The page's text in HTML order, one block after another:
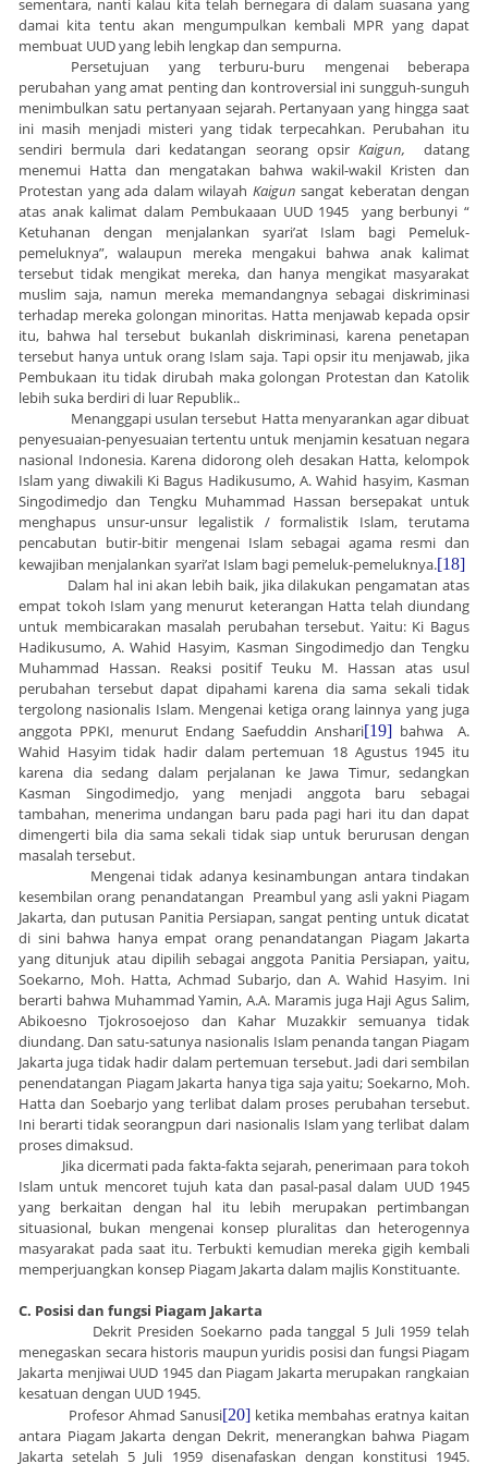
sementara, nanti kalau kita telah bernegara di dalam suasana yang
damai kita tentu akan mengumpulkan kembali MPR yang dapat
membuat UUD yang lebih lengkap dan sempurna.
Persetujuan yang terburu-buru mengenai beberapa
perubahan yang amat penting dan kontroversial ini sungguh-sunguh
menimbulkan satu pertanyaan sejarah. Pertanyaan yang hingga saat
ini masih menjadi misteri yang tidak terpecahkan. Perubahan itu
sendiri bermula dari kedatangan seorang opsirKaigun,
datang
menemui Hatta dan mengatakan bahwa wakil-wakil Kristen dan
Protestan yang ada dalam wilayah Kaigun sangat keberatan dengan
atas anak kalimat dalam Pembukaaan UUD 1945 yang berbunyi “
Ketuhanan dengan menjalankan syari’at Islam bagi Pemeluk-
pemeluknya”, walaupun mereka mengakui bahwa anak kalimat
tersebut tidak mengikat mereka, dan hanya mengikat masyarakat
muslim saja, namun mereka memandangnya sebagai diskriminasi
terhadap mereka golongan minoritas. Hatta menjawab kepada opsir
itu, bahwa hal tersebut bukanlah diskriminasi, karena penetapan
tersebut hanya untuk orang Islam saja. Tapi opsir itu menjawab, jika
Pembukaan itu tidak dirubah maka golongan Protestan dan Katolik
lebih suka berdiri di luar Republik..
Menanggapi usulan tersebut Hatta menyarankan agar dibuat
penyesuaian-penyesuaian tertentu untuk menjamin kesatuan negara
nasional Indonesia. Karena didorong oleh desakan Hatta, kelompok
Islam yang diwakili Ki Bagus Hadikusumo, A. Wahid hasyim, Kasman
Singodimedjo dan Tengku Muhammad Hassan bersepakat untuk
menghapus unsur-unsur legalistik / formalistik Islam, terutama
pencabutan butir-bitir mengenai Islam sebagai agama resmi dan
kewajiban menjalankan syari’at Islam bagi pemeluk-pemeluknya.[18]
Dalam hal ini akan lebih baik, jika dilakukan pengamatan atas
empat tokoh Islam yang menurut keterangan Hatta telah diundang
untuk membicarakan masalah perubahan tersebut. Yaitu: Ki Bagus
Hadikusumo, A. Wahid Hasyim, Kasman Singodimedjo dan Tengku
Muhammad Hassan. Reaksi positif Teuku M. Hassan atas usul
perubahan tersebut dapat dipahami karena dia sama sekali tidak
tergolong nasionalis Islam. Mengenai ketiga orang lainnya yang juga
anggota PPKI, menurut Endang Saefuddin Anshari[19] bahwa A.
Wahid Hasyim tidak hadir dalam pertemuan 18 Agustus 1945 itu
karena dia sedang dalam perjalanan ke Jawa Timur, sedangkan
Kasman Singodimedjo, yang menjadi anggota baru sebagai
tambahan, menerima undangan baru pada pagi hari itu dan dapat
dimengerti bila dia sama sekali tidak siap untuk berurusan dengan
masalah tersebut.
Mengenai tidak adanya kesinambungan antara tindakan
kesembilan orang penandatangan Preambul yang asli yakni Piagam
Jakarta, dan putusan Panitia Persiapan, sangat penting untuk dicatat
di sini bahwa hanya empat orang penandatangan Piagam Jakarta
yang ditunjuk atau dipilih sebagai anggota Panitia Persiapan, yaitu,
Soekarno, Moh. Hatta, Achmad Subarjo, dan A. Wahid Hasyim. Ini
berarti bahwa Muhammad Yamin, A.A. Maramis juga Haji Agus Salim,
Abikoesno Tjokrosoejoso dan Kahar Muzakkir semuanya tidak
diundang. Dan satu-satunya nasionalis Islam penanda tangan Piagam
Jakarta juga tidak hadir dalam pertemuan tersebut. Jadi dari sembilan
penendatangan Piagam Jakarta hanya tiga saja yaitu; Soekarno, Moh.
Hatta dan Soebarjo yang terlibat dalam proses perubahan tersebut.
Ini berarti tidak seorangpun dari nasionalis Islam yang terlibat dalam
proses dimaksud.
Jika dicermati pada fakta-fakta sejarah, penerimaan para tokoh
Islam untuk mencoret tujuh kata dan pasal-pasal dalam UUD 1945
yang berkaitan dengan hal itu lebih merupakan pertimbangan
situasional, bukan mengenai konsep pluralitas dan heterogennya
masyarakat pada saat itu. Terbukti kemudian mereka gigih kembali
memperjuangkan konsep Piagam Jakarta dalam majlis Konstituante.
C. Posisi dan fungsi Piagam Jakarta
Dekrit Presiden Soekarno pada tanggal 5 Juli 1959 telah
menegaskan secara historis maupun yuridis posisi dan fungsi Piagam
Jakarta menjiwai UUD 1945 dan Piagam Jakarta merupakan rangkaian
kesatuan dengan UUD 1945.
Profesor Ahmad Sanusi[20] ketika membahas eratnya kaitan
antara Piagam Jakarta dengan Dekrit, menerangkan bahwa Piagam
Jakarta setelah 5 Juli 1959 disenafaskan dengan konstitusi 1945.